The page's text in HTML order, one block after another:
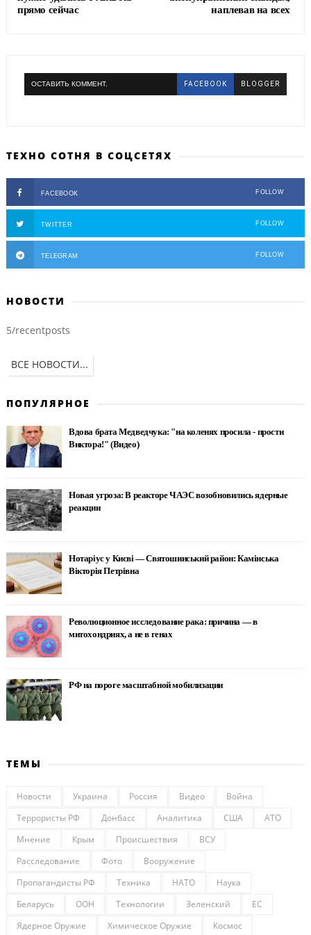
наплевав на всех
прямо сейчас
ОСТАВИТЬ КОММЕНТ. FACEBOOK BLOGGER
ТЕХНО СОТНЯ В СОЦСЕТЯХ
FACEBOOK FOLLOW
TWITTER FOLLOW
TELEGRAM FOLLOW
НОВОСТИ
5/recentposts
ВСЕ НОВОСТИ...
ПОПУЛЯРНОЕ
Вдова брата Медведчука: "на коленях просила - прости
Виктора!" (Видео)
Новая угроза: В реакторе ЧАЭС возобновились ядерные
реакции
Нотаріус у Києві — Святошинський район: Камінська
Вікторія Петрівна
Революционное исследование рака: причина — в
митохондриях, а не в генах
РФ на пороге масштабной мобилизации
ТЕМЫ
Новости Украина Россия Видео
Война
Террористы РФ
Донбасс Аналитика США
АТО
Мнение
Крым Происшествия
ВСУ
Расследование
Фото
Вооружение
Пропагандисты РФ
Техника НАТО
Наука
Беларусь
ООН Технологии Зеленский
ЕС
Ядерное Оружие
Химическое Оружие Космос